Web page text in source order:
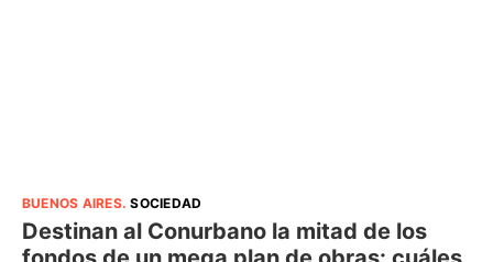
BUENOS AIRES.SOCIEDAD
Destinan al Conurbano la mitad de los